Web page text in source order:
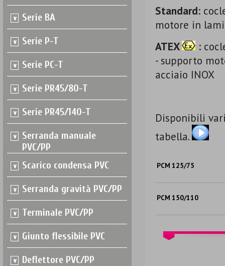
Serie BA
Serie P-T
Serie PC-T
Serie PR45/80-T
Serie PR45/140-T
Serranda manuale
PVC/PP
Scarico condensa PVC
Serranda gravità PVC/PP
Terminale PVC/PP
Giunto flessibile PVC
Deflettore PVC/PP
Standard:
motore in
ATEX
:
- supporto
acciaio INOX
Disponibili
tabella.
PCM 125/75
PCM 150/110